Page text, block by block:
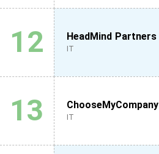
12 HeadMind Partners
IT
13 ChooseMyCompany
IT